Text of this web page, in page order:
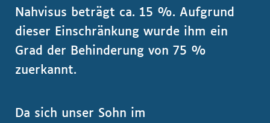
Nahvisus beträgt ca. 15 %. Aufgrund
dieser Einschränkung wurde ihm ein
Grad der Behinderung von 75 %
zuerkannt.
Da sich unser Sohn im